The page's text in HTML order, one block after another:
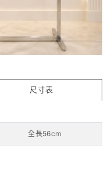
尺寸表
全長56cm